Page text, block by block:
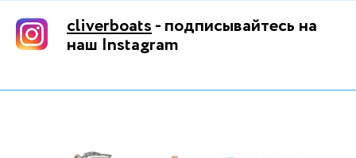
cliverboats- подписывайтесь на
наш Instagram